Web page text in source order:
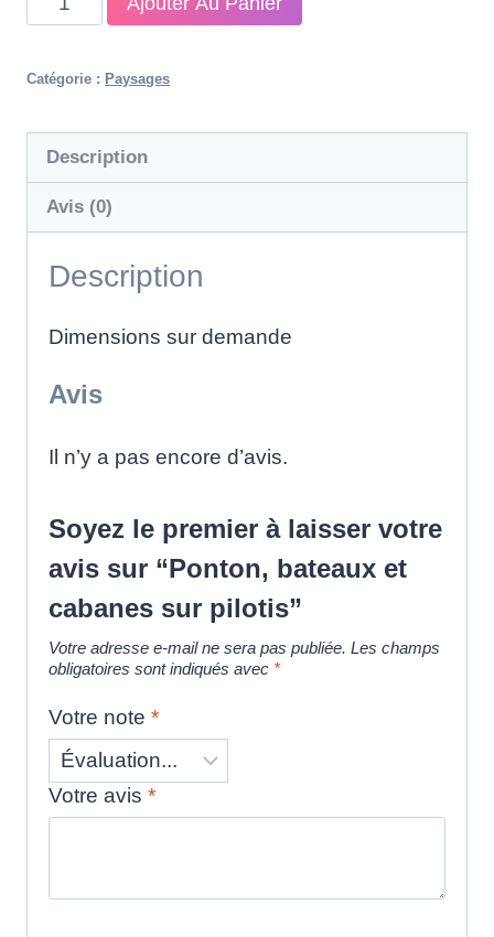
de
bateaux
et
cabanes
sur
pilotis
Catégorie : Paysages
Description
Avis (0)
Description
Dimensions sur demande
Avis
Il n’y a pas encore d’avis.
Soyez le premier à laisser votre
avis sur “Ponton, bateaux et
cabanes sur pilotis”
Votre adresse e-mail ne sera pas publiée. Les champs
obligatoires sont indiqués avec *
Votre note *
Votre avis *